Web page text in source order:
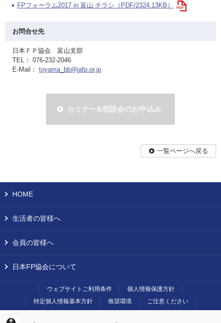
FPフォーラム2017 in 富山 チラシ（PDF/2324.13KB）
お問合せ先
日本ＦＰ協会 富山支部
TEL： 076-232-2046
E-Mail： toyama_bb@jafp.or.jp
セミナー&相談会のお申込み
一覧ページへ戻る
HOME
生活者の皆様へ
会員の皆様へ
日本FP協会について
ウェブサイトご利用条件
個人情報保護方針
特定個人情報基本方針
推奨環境 ご注意ください